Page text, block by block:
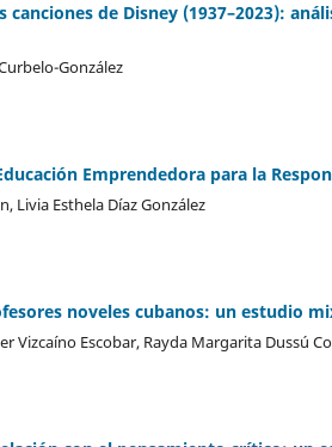
canciones de Disney (1937–2023):
González
Emprendedora para la
Livia Esthela Díaz González
noveles cubanos: un estudio
Vizcaíno Escobar, Rayda Margarita Dussú